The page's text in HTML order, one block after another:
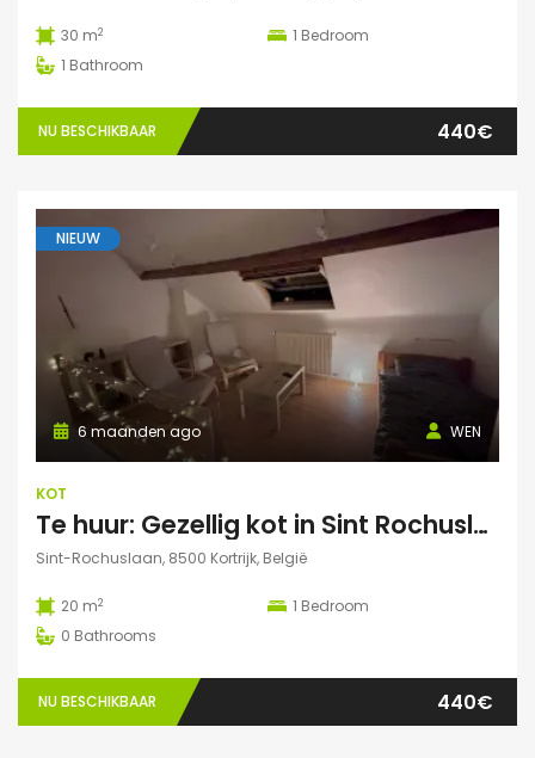
30 m2 1 Bedroom
1 Bathroom
NU BESCHIKBAAR 440€
NIEUW
WEN
6 maanden ago
KOT
Te huur: Gezellig kot in Sint Rochuslaan – Kortrijk
Sint-Rochuslaan, 8500 Kortrijk, België
20 m2 1 Bedroom
0 Bathrooms
NU BESCHIKBAAR 440€